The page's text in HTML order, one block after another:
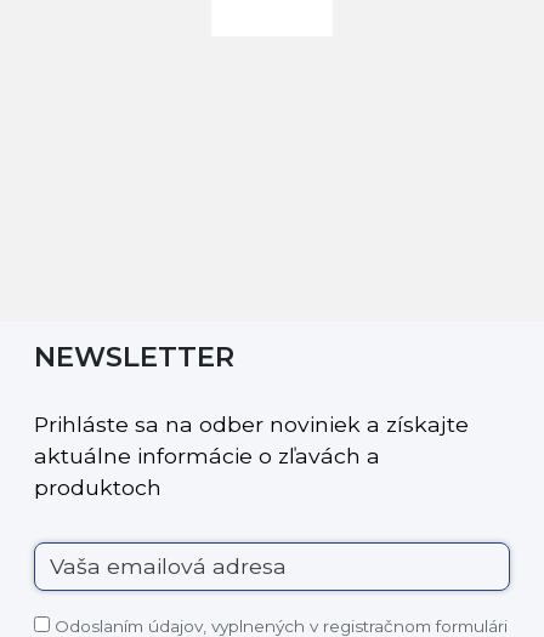
NEWSLETTER
Prihláste sa na odber noviniek a získajte
aktuálne informácie o zľavách a
produktoch
Odoslaním údajov, vyplnených v registračnom formulári